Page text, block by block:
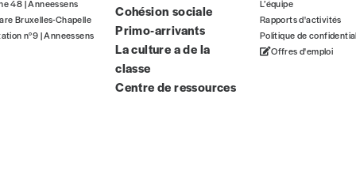
commandez au numéro.
papier ou numérique.
IBAN BE34 0010 7305 2190
moment, même après avoir reçu plusieurs numéros. Ce
48 | Anneessens
Bruxelles-Chapelle
n°9 | Anneessens
Cohésion sociale
Primo-arrivants
La culture a de la
classe
Centre de ressources
L’équipe
Rapports d'activités
Politique de
Offres d'emploi